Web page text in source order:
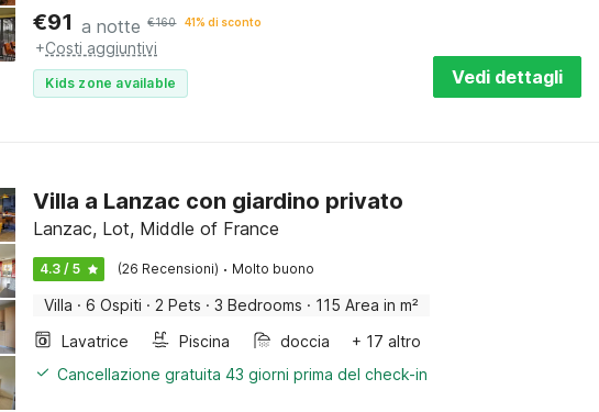
€91 a notte €160 41% di sconto
+Costi aggiuntivi
Kids zone available Vedi dettagli
Villa a Lanzac con giardino privato
Lanzac, Lot, Middle of France
4.3 / 5 (26 Recensioni) · Molto buono
Villa · 6 Ospiti · 2 Pets · 3 Bedrooms · 115 Area in m²
Lavatrice
Piscina doccia
+ 17 altro
Cancellazione gratuita 43 giorni prima del check-in